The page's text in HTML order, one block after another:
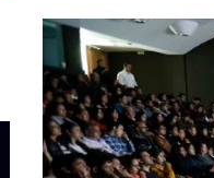
Funk
Ludmilla